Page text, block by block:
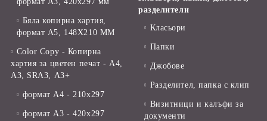
Бяла копирна хартия,
формат А5, 148X210 ММ
Color Copy - Копирна
хартия за цветен печат - А4,
А3, SRA3, А3+
формат А4 - 210x297
формат А3 - 420x297
разделители
Класьори
Папки
Джобове
Разделител, папка с клип
Визитници и калъфи за
документи